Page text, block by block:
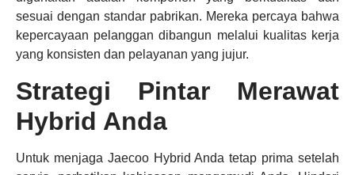
sesuai dengan standar pabrikan. Mereka percaya bahwa
kepercayaan pelanggan dibangun melalui kualitas kerja
yang konsisten dan pelayanan yang jujur.
Strategi Pintar Merawat
Hybrid Anda
Untuk menjaga Jaecoo Hybrid Anda tetap prima setelah